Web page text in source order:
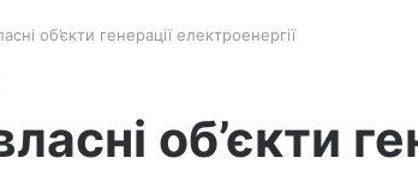
об’єкти генерації електроенергії
об’єкти